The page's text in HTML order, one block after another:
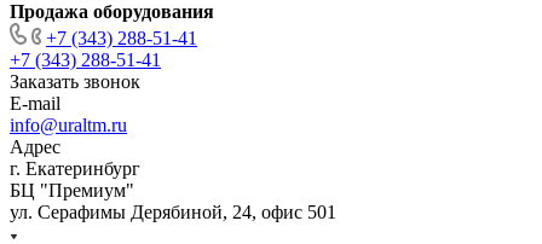
Продажа оборудования
+7 (343) 288-51-41
+7 (343) 288-51-41
Заказать звонок
E-mail
info@uraltm.ru
Адрес
г. Екатеринбург
БЦ "Премиум"
ул. Серафимы Дерябиной, 24, офис 501